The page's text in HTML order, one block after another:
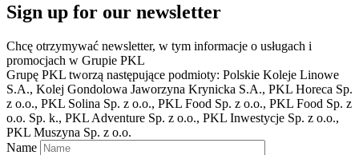
Sign up for our newsletter
Chcę otrzymywać newsletter, w tym informacje o usługach i
promocjach w Grupie PKL
Grupę PKL tworzą następujące podmioty: Polskie Koleje Linowe
S.A., Kolej Gondolowa Jaworzyna Krynicka S.A., PKL Horeca Sp.
z o.o., PKL Solina Sp. z o.o., PKL Food Sp. z o.o., PKL Food Sp. z
o.o. Sp. k., PKL Adventure Sp. z o.o., PKL Inwestycje Sp. z o.o.,
PKL Muszyna Sp. z o.o.
Name